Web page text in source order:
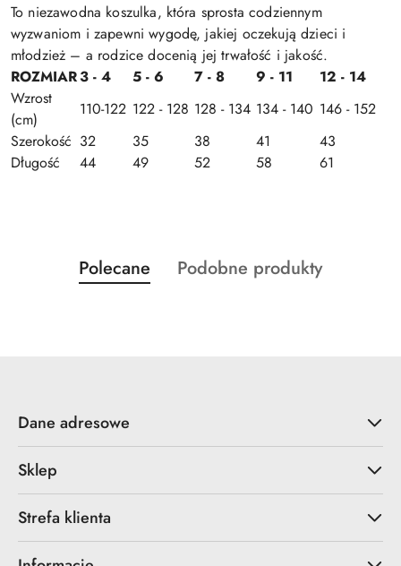
To niezawodna koszulka, która sprosta codziennym
wyzwaniom i zapewni wygodę, jakiej oczekują dzieci i
młodzież – a rodzice docenią jej trwałość i jakość.
ROZMIAR3 - 4 5 - 6 7 - 8 9 - 11
12 - 14
Wzrost
(cm)
110-122 122 - 128 128 - 134 134 - 140 146 - 152
Szerokość 32 35 38 41
43
Długość
44 49 52 58 61
Pomiń karuzelę produktów
Produkty
o
Polecane
Produkty
Podobne produkty
Dane adresowe
Sklep
Strefa klienta